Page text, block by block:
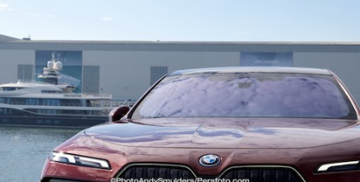
Exclusive
Line,
Luxe
In
Stilte,
Verfijning